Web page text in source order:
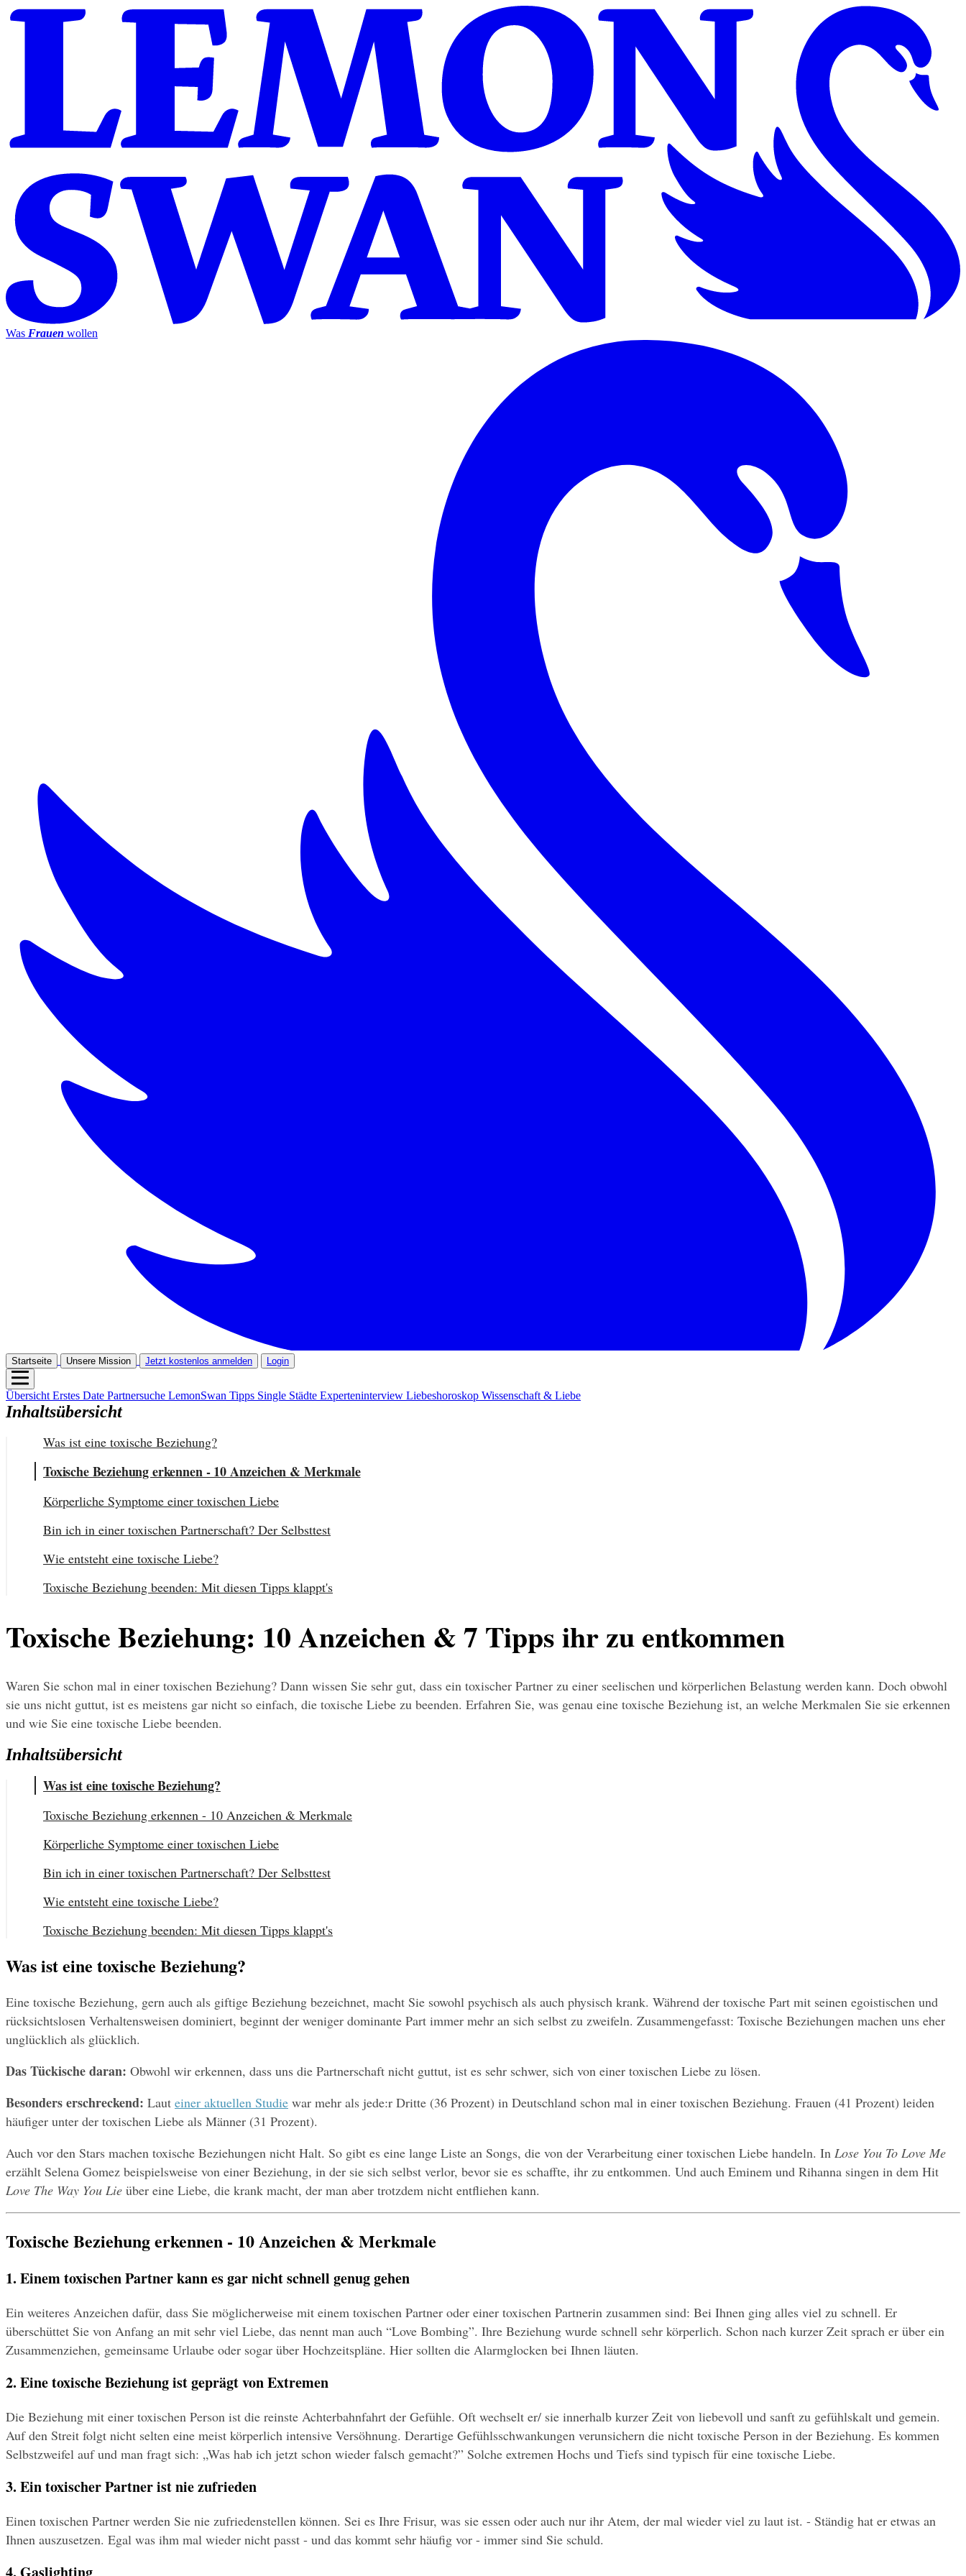
Was Frauen wollen
Startseite Unsere Mission Jetzt kostenlos anmelden Login
Übersicht Erstes Date Partnersuche LemonSwan Tipps Single Städte Experteninterview Liebeshoroskop Wissenschaft & Liebe
Inhaltsübersicht
Was ist eine toxische Beziehung?
Toxische Beziehung erkennen - 10 Anzeichen & Merkmale
Körperliche Symptome einer toxischen Liebe
Bin ich in einer toxischen Partnerschaft? Der Selbsttest
Wie entsteht eine toxische Liebe?
Toxische Beziehung beenden: Mit diesen Tipps klappt's
Toxische Beziehung: 10 Anzeichen & 7 Tipps ihr zu entkommen
Waren Sie schon mal in einer toxischen Beziehung? Dann wissen Sie sehr gut, dass ein toxischer Partner zu einer seelischen und körperlichen Belastung werden kann. Doch obwohl
sie uns nicht guttut, ist es meistens gar nicht so einfach, die toxische Liebe zu beenden. Erfahren Sie, was genau eine toxische Beziehung ist, an welche Merkmalen Sie sie erkennen
und wie Sie eine toxische Liebe beenden.
Inhaltsübersicht
Was ist eine toxische Beziehung?
Toxische Beziehung erkennen - 10 Anzeichen & Merkmale
Körperliche Symptome einer toxischen Liebe
Bin ich in einer toxischen Partnerschaft? Der Selbsttest
Wie entsteht eine toxische Liebe?
Toxische Beziehung beenden: Mit diesen Tipps klappt's
Was ist eine toxische Beziehung?
Eine toxische Beziehung, gern auch als giftige Beziehung bezeichnet, macht Sie sowohl psychisch als auch physisch krank. Während der toxische Part mit seinen egoistischen und
rücksichtslosen Verhaltensweisen dominiert, beginnt der weniger dominante Part immer mehr an sich selbst zu zweifeln. Zusammengefasst: Toxische Beziehungen machen uns eher
unglücklich als glücklich.
Das Tückische daran: Obwohl wir erkennen, dass uns die Partnerschaft nicht guttut, ist es sehr schwer, sich von einer toxischen Liebe zu lösen.
Besonders erschreckend: Laut einer aktuellen Studie war mehr als jede:r Dritte (36 Prozent) in Deutschland schon mal in einer toxischen Beziehung. Frauen (41 Prozent) leiden
häufiger unter der toxischen Liebe als Männer (31 Prozent).
Auch vor den Stars machen toxische Beziehungen nicht Halt. So gibt es eine lange Liste an Songs, die von der Verarbeitung einer toxischen Liebe handeln. In Lose You To Love Me
Love The Way You Lie über eine Liebe, die krank macht, der man aber trotzdem nicht entfliehen kann.
Toxische Beziehung erkennen - 10 Anzeichen & Merkmale
1. Einem toxischen Partner kann es gar nicht schnell genug gehen
Ein weiteres Anzeichen dafür, dass Sie möglicherweise mit einem toxischen Partner oder einer toxischen Partnerin zusammen sind: Bei Ihnen ging alles viel zu schnell. Er
überschüttet Sie von Anfang an mit sehr viel Liebe, das nennt man auch “Love Bombing”. Ihre Beziehung wurde schnell sehr körperlich. Schon nach kurzer Zeit sprach er über ein
Zusammenziehen, gemeinsame Urlaube oder sogar über Hochzeitspläne. Hier sollten die Alarmglocken bei Ihnen läuten.
2. Eine toxische Beziehung ist geprägt von Extremen
Die Beziehung mit einer toxischen Person ist die reinste Achterbahnfahrt der Gefühle. Oft wechselt er/ sie innerhalb kurzer Zeit von liebevoll und sanft zu gefühlskalt und gemein.
Auf den Streit folgt nicht selten eine meist körperlich intensive Versöhnung. Derartige Gefühlsschwankungen verunsichern die nicht toxische Person in der Beziehung. Es kommen
Selbstzweifel auf und man fragt sich: „Was hab ich jetzt schon wieder falsch gemacht?” Solche extremen Hochs und Tiefs sind typisch für eine toxische Liebe.
3. Ein toxischer Partner ist nie zufrieden
Einen toxischen Partner werden Sie nie zufriedenstellen können. Sei es Ihre Frisur, was sie essen oder auch nur ihr Atem, der mal wieder viel zu laut ist. - Ständig hat er etwas an
Ihnen auszusetzen. Egal was ihm mal wieder nicht passt - und das kommt sehr häufig vor - immer sind Sie schuld.